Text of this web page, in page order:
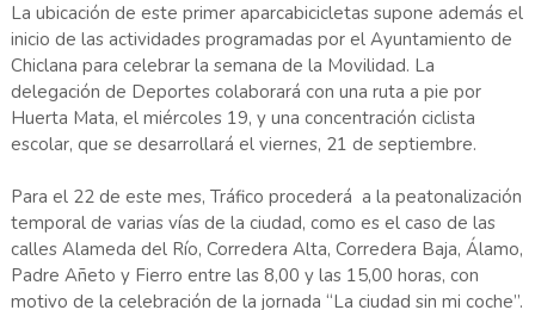
La ubicación de este primer aparcabicicletas supone además el
inicio de las actividades programadas por el Ayuntamiento de
Chiclana para celebrar la semana de la Movilidad. La
delegación de Deportes colaborará con una ruta a pie por
Huerta Mata, el miércoles 19, y una concentración ciclista
escolar, que se desarrollará el viernes, 21 de septiembre.
Para el 22 de este mes, Tráfico procederá a la peatonalización
temporal de varias vías de la ciudad, como es el caso de las
calles Alameda del Río, Corredera Alta, Corredera Baja, Álamo,
Padre Añeto y Fierro entre las 8,00 y las 15,00 horas, con
motivo de la celebración de la jornada “La ciudad sin mi coche”.